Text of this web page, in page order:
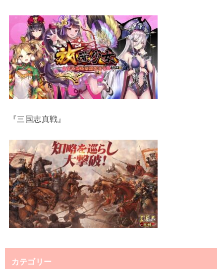
『三国志真戦』
カテゴリー